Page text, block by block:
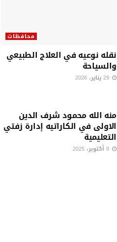
محافظات
نقله نوعيه في العلاج الطبيعي
والسياحة
منه الله محمود شرف الدين
الاولى في الكاراتيه إدارة زفتي
التعليمية